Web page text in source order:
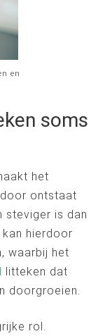
en
soms
het
ontstaat
steviger is dan
hierdoor
waarbij het
litteken dat
doorgroeien.
rol.